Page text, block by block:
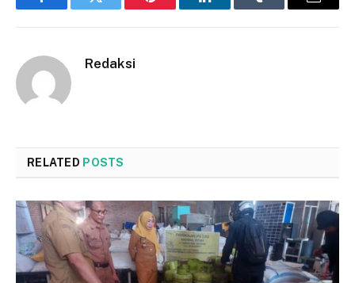
FacebookTwitter Pinterest LinkedInTumblr Email
Redaksi
RELATED POSTS